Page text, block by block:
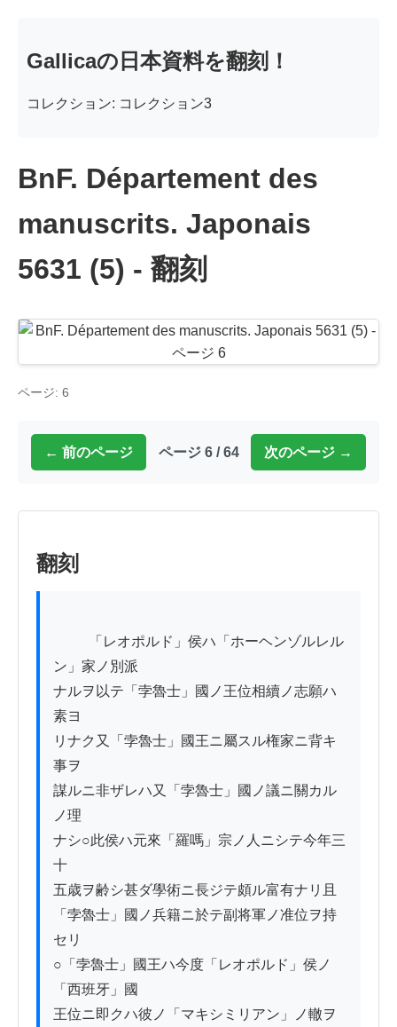
Gallicaの日本資料を翻刻！
コレクション: コレクション3
BnF. Département des
manuscrits. Japonais
5631 (5) - 翻刻
ページ: 6
← 前のページ ページ 6 / 64 次のページ →
翻刻
ン」家ノ別派
ナルヲ以テ「孛魯士」國ノ王位相續ノ志願ハ
素ヨ
リナク又「孛魯士」國王ニ屬スル権家ニ背キ
事ヲ
謀ルニ非ザレハ又「孛魯士」國ノ議ニ關カル
ノ理
ナシ○此侯ハ元來「羅嗎」宗ノ人ニシテ今年三
十
五歳ヲ齢シ甚ダ學術ニ長ジテ頗ル富有ナリ且
「孛魯士」國ノ兵籍ニ於テ副将軍ノ准位ヲ持
セリ
○「孛魯士」國王ハ今度「レオポルド」侯ノ
「西班牙」國
王位ニ即クハ彼ノ「マキシミリアン」ノ轍ヲ